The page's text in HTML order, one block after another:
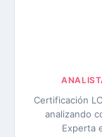
Certificación
analizando
Experta